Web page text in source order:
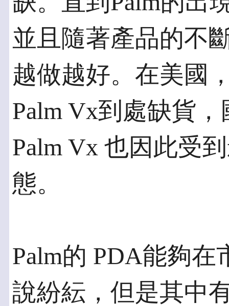
並且隨著產品的不
越做越好。在美國
Palm Vx到處缺貨
Palm Vx 也因此受
態。
Palm的 PDA能夠
說紛紜，但是其中